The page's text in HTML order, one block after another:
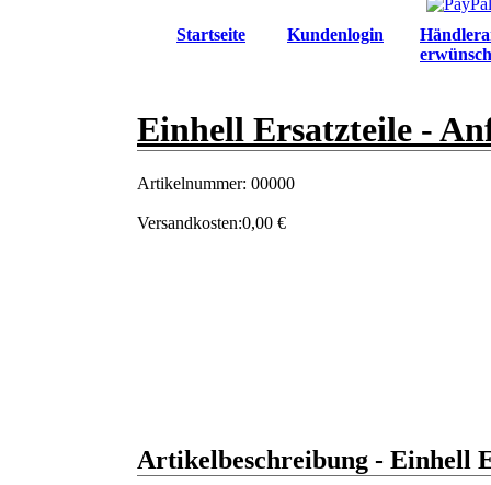
Startseite Kundenlogin
Einhell Ersatzteile -
Artikelnummer: 00000
Versandkosten:0,00 €
Artikelbeschreibung - Einhell